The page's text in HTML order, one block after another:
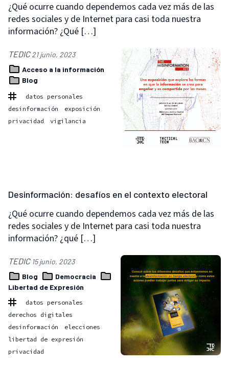
¿Qué ocurre cuando dependemos cada vez más de las
redes sociales y de Internet para casi toda nuestra
información? ¿Qué […]
TEDIC21 junio, 2023
Acceso a la información
Blog
datos personales
desinformación
exposición
privacidad
vigilancia
Desinformación: desafíos en el contexto electoral
¿Qué ocurre cuando dependemos cada vez más de las
redes sociales y de Internet para casi toda nuestra
información? ¿qué […]
TEDIC 15 junio, 2023
Blog
Democracia
Libertad de Expresión
datos personales
derechos digitales
desinformación
elecciones
libertad de expresión
privacidad